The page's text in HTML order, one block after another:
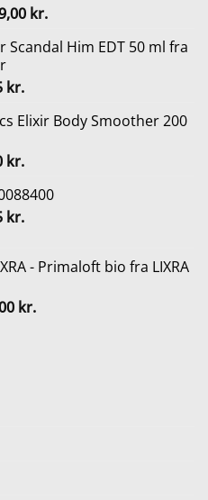
kr..
kr.Den
pris
Scandal Him EDT 50 ml fra
kr..
kr.Den
pris
528,75 kr..
Elixir Body Smoother 200
kr.Den
pris
er:
kr.Den
er:- Primaloft bio fra LIXRA
kr.Den